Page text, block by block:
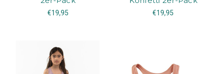
€19,95 €19,95